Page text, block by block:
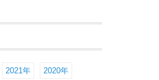
2021年 2020年